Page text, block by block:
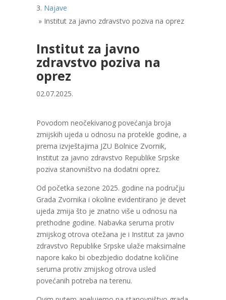
Najave
» Institut za javno zdravstvo poziva na oprez
Institut za javno
zdravstvo poziva na
oprez
02.07.2025.
Povodom neočekivanog povećanja broja
zmijskih ujeda u odnosu na protekle godine, a
prema izvještajima JZU Bolnice Zvornik,
Institut za javno zdravstvo Republike Srpske
poziva stanovništvo na dodatni oprez.
Od početka sezone 2025. godine na području
Grada Zvornika i okoline evidentirano je devet
ujeda zmija što je znatno više u odnosu na
prethodne godine. Nabavka seruma protiv
zmijskog otrova otežana je i Institut za javno
zdravstvo Republike Srpske ulaže maksimalne
napore kako bi obezbjedio dodatne količine
seruma protiv zmijskog otrova usled
povećanih potreba na terenu.